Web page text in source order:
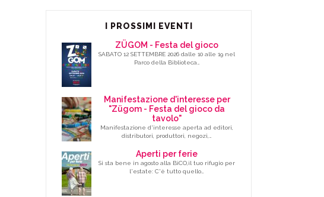
I PROSSIMI EVENTI
ZÜGOM - Festa del gioco
SABATO 12 SETTEMBRE 2026 dalle 10 alle 19 nel
Parco della Biblioteca…
Manifestazione d'interesse per
"Zügom - Festa del gioco da
tavolo"
Manifestazione d'interesse aperta ad editori,
distributori, produttori, negozi,…
Aperti per ferie
Si sta bene in agosto alla BiCO,il tuo rifugio per
l'estate: C'è tutto quello…